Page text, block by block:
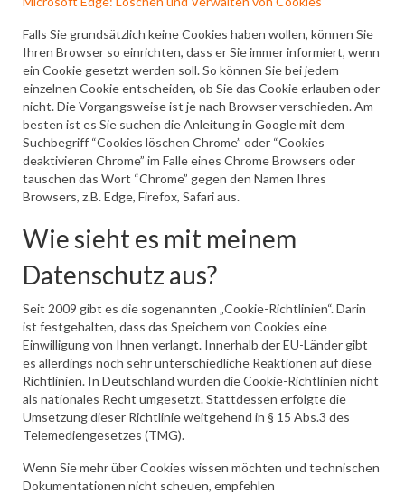
Falls Sie grundsätzlich keine Cookies haben wollen, können Sie
Ihren Browser so einrichten, dass er Sie immer informiert, wenn
ein Cookie gesetzt werden soll. So können Sie bei jedem
einzelnen Cookie entscheiden, ob Sie das Cookie erlauben oder
nicht. Die Vorgangsweise ist je nach Browser verschieden. Am
besten ist es Sie suchen die Anleitung in Google mit dem
Suchbegriff “Cookies löschen Chrome” oder “Cookies
deaktivieren Chrome” im Falle eines Chrome Browsers oder
tauschen das Wort “Chrome” gegen den Namen Ihres
Browsers, z.B. Edge, Firefox, Safari aus.
Wie sieht es mit meinem
Datenschutz aus?
Seit 2009 gibt es die sogenannten „Cookie-Richtlinien“. Darin
ist festgehalten, dass das Speichern von Cookies eine
Einwilligung von Ihnen verlangt. Innerhalb der EU-Länder gibt
es allerdings noch sehr unterschiedliche Reaktionen auf diese
Richtlinien. In Deutschland wurden die Cookie-Richtlinien nicht
als nationales Recht umgesetzt. Stattdessen erfolgte die
Umsetzung dieser Richtlinie weitgehend in § 15 Abs.3 des
Telemediengesetzes (TMG).
Wenn Sie mehr über Cookies wissen möchten und technischen
Dokumentationen nicht scheuen, empfehlen